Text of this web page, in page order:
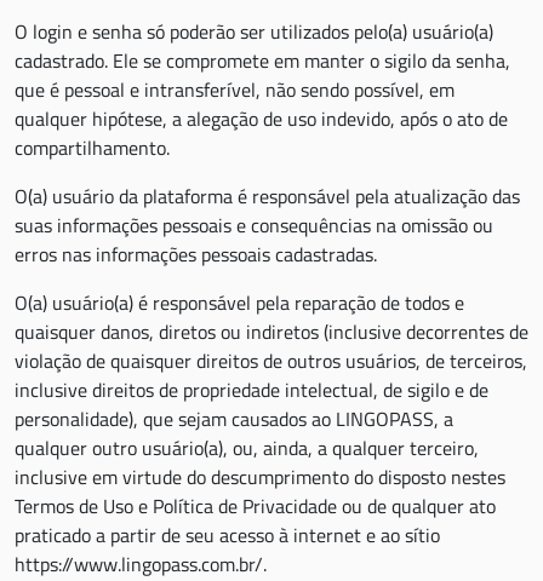
O login e senha só poderão ser utilizados pelo(a) usuário(a)
cadastrado. Ele se compromete em manter o sigilo da senha,
que é pessoal e intransferível, não sendo possível, em
qualquer hipótese, a alegação de uso indevido, após o ato de
compartilhamento.
O(a) usuário da plataforma é responsável pela atualização das
suas informações pessoais e consequências na omissão ou
erros nas informações pessoais cadastradas.
O(a) usuário(a) é responsável pela reparação de todos e
quaisquer danos, diretos ou indiretos (inclusive decorrentes de
violação de quaisquer direitos de outros usuários, de terceiros,
inclusive direitos de propriedade intelectual, de sigilo e de
personalidade), que sejam causados ao LINGOPASS, a
qualquer outro usuário(a), ou, ainda, a qualquer terceiro,
inclusive em virtude do descumprimento do disposto nestes
Termos de Uso e Política de Privacidade ou de qualquer ato
praticado a partir de seu acesso à internet e ao sítio
https://www.lingopass.com.br/.